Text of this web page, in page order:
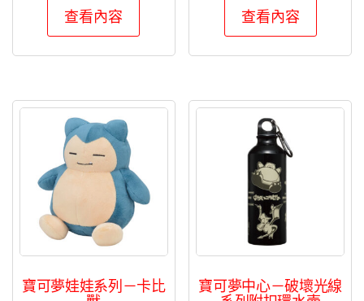
查看內容 查看內容
寶可夢娃娃系列－卡比 寶可夢中心－破壞光線